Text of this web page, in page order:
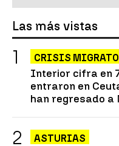
Las más vistas
CRISIS
Interior cifra en
entraron en
han regresado a
ASTURIAS